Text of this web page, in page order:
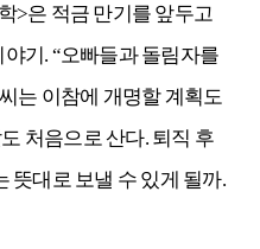
>은 적금 만기를 앞두고
기. “오빠들과 돌림자를
는 이참에 개명할 계획도
처음으로 산다. 퇴직 후
뜻대로 보낼 수 있게 될까.